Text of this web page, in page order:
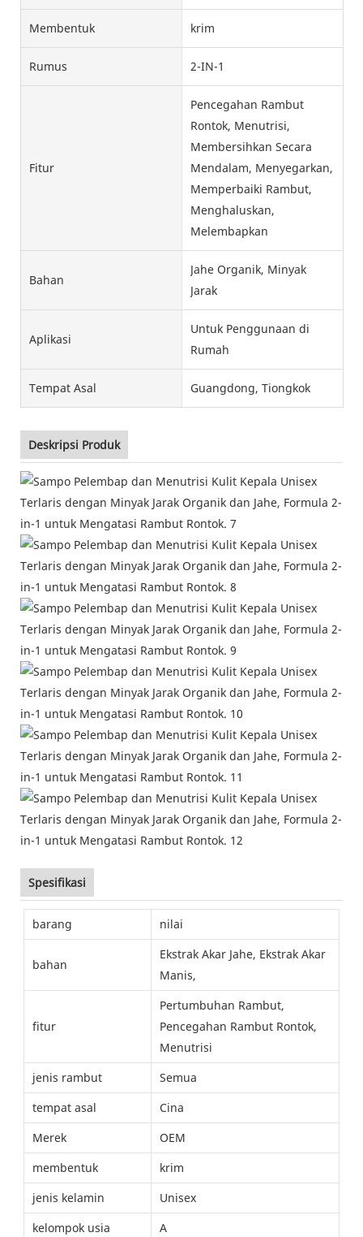
Membentuk krim
Rumus 2-IN-1
Fitur
Pencegahan Rambut
Rontok, Menutrisi,
Membersihkan Secara
Mendalam, Menyegarkan,
Memperbaiki Rambut,
Menghaluskan,
Melembapkan
Bahan
Jahe Organik, Minyak
Jarak
Aplikasi
Untuk Penggunaan di
Rumah
Tempat Asal Guangdong, Tiongkok
Deskripsi Produk
Spesifikasi
barang nilai
bahan
Ekstrak Akar Jahe, Ekstrak Akar
Manis,
fitur
Pertumbuhan Rambut,
Pencegahan Rambut Rontok,
Menutrisi
jenis rambut
Semua
tempat asal
Cina
Merek
OEM
membentuk
krim
jenis kelamin
Unisex
kelompok usia
A